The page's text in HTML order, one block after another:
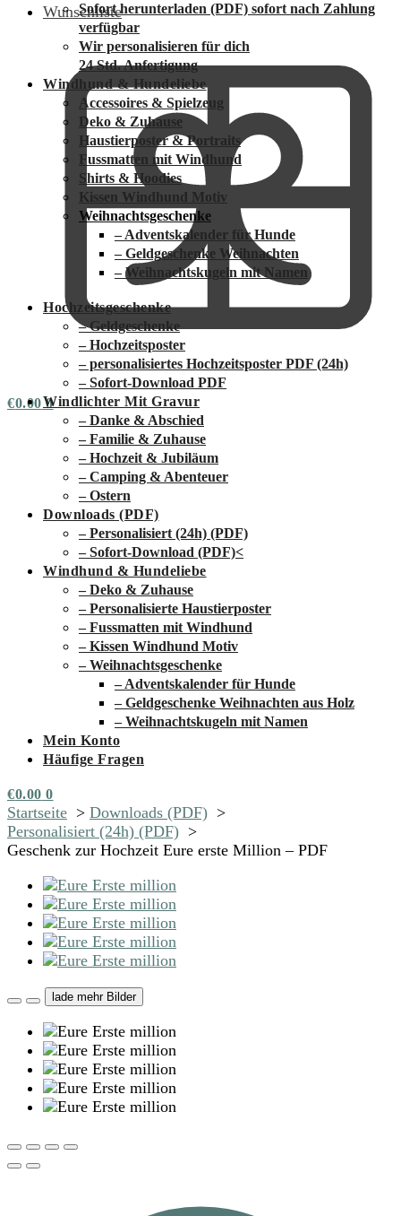
Wunschliste
€0.00 0
Sofort herunterladen (PDF) sofort nach Zahlung
verfügbar
Wir personalisieren für dich
24 Std. Anfertigung
Windhund & Hundeliebe
Accessoires & Spielzeug
Deko & Zuhause
Haustierposter & Portraits
Fussmatten mit Windhund
Shirts & Hoodies
Kissen Windhund Motiv
Weihnachtsgeschenke
– Adventskalender für Hunde
– Geldgeschenke Weihnachten
– Weihnachtskugeln mit Namen
Hochzeitsgeschenke
– Geldgeschenke
– Hochzeitsposter
– personalisiertes Hochzeitsposter PDF (24h)
– Sofort-Download PDF
Windlichter Mit Gravur
– Danke & Abschied
– Familie & Zuhause
– Hochzeit & Jubiläum
– Camping & Abenteuer
– Ostern
Downloads (PDF)
– Personalisiert (24h) (PDF)
– Sofort-Download (PDF)<
Windhund & Hundeliebe
– Deko & Zuhause
– Personalisierte Haustierposter
– Fussmatten mit Windhund
– Kissen Windhund Motiv
– Weihnachtsgeschenke
– Adventskalender für Hunde
– Geldgeschenke Weihnachten aus Holz
– Weihnachtskugeln mit Namen
Mein Konto
Häufige Fragen
€0.00 0
Startseite
Downloads (PDF)
Personalisiert (24h) (PDF)
Geschenk zur Hochzeit Eure erste Million – PDF
lade mehr Bilder